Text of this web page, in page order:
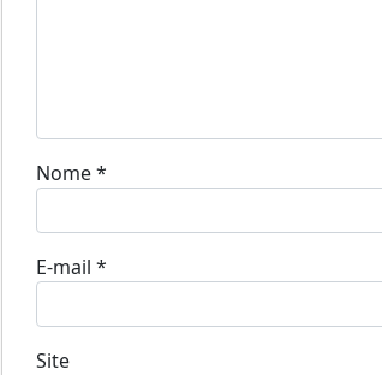
Nome*
E-mail *
Site